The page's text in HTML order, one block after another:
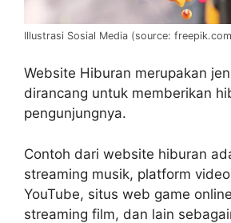
Illustrasi Sosial Media (source:
Website Hiburan merupakan
dirancang untuk memberikan
pengunjungnya.
Contoh dari website hiburan
streaming musik, platform
YouTube, situs web game
streaming film, dan lain